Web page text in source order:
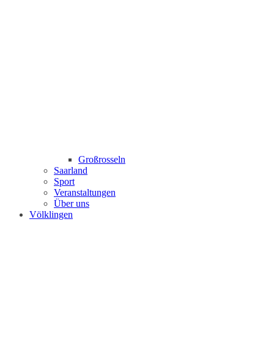
Großrosseln
Saarland
Sport
Veranstaltungen
Über uns
Völklingen